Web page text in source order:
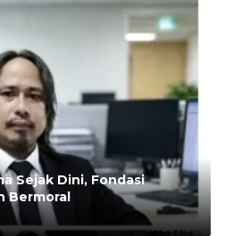
Sejak Dini, Fondasi
Bermoral